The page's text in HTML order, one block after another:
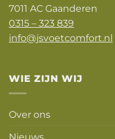
7011 AC Gaanderen
0315 – 323 839
info@jsvoetcomfort.nl
WIE ZIJN WIJ
Over ons